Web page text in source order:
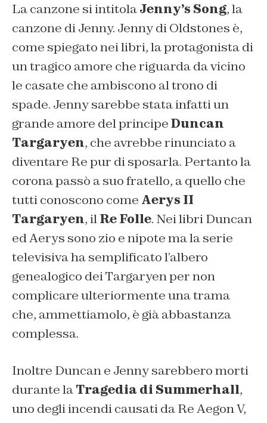
La canzone si intitolaJenny’s Song,la
canzone di Jenny. Jenny di Oldstones è,
come spiegato nei libri, la protagonista di
un tragico amore che riguarda da vicino
le casate che ambiscono al trono di
spade. Jenny sarebbe stata infatti un
grande amore del principeDuncan
Targaryen, che avrebbe rinunciato a
diventare Re pur di sposarla. Pertanto la
corona passò a suo fratello, a quello che
tutti conoscono come Aerys II
Targaryen, ilRe Folle. Nei libri Duncan
ed Aerys sono zio e nipote ma la serie
televisiva ha semplificato l’albero
genealogico dei Targaryen per non
complicare ulteriormente una trama
che, ammettiamolo, è già abbastanza
complessa.
Inoltre Duncan e Jenny sarebbero morti
durante laTragedia di Summerhall,
uno degli incendi causati da Re Aegon V,